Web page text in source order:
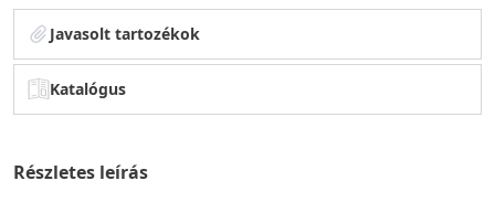
Javasolt tartozékok
Katalógus
Részletes leírás